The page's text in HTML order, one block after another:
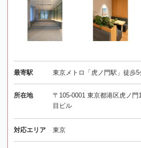
最寄駅 東京メトロ「虎ノ門駅」徒歩5
所在地
〒105-0001 東京都港区虎ノ
目ビル
対応エリア 東京